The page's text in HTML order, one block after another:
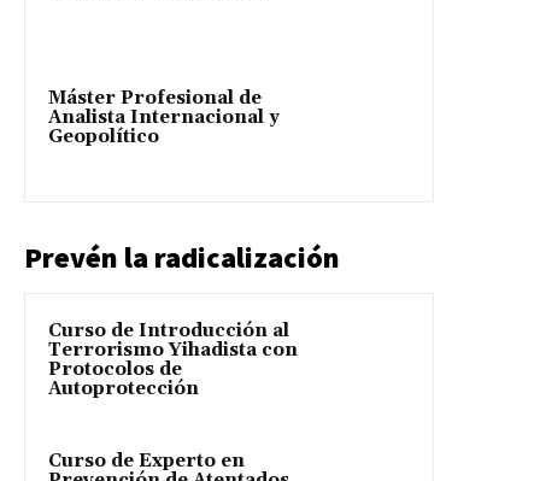
Máster Profesional de
Analista Internacional y
Geopolítico
Prevén la radicalización
Curso de Introducción al
Terrorismo Yihadista con
Protocolos de
Autoprotección
Curso de Experto en